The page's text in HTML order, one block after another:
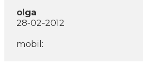
olga
28-02-2012
mobil: